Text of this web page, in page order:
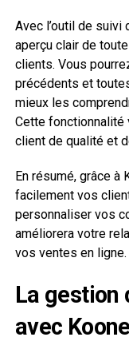
Avec l’outil de suivi
aperçu clair de
clients. Vous
précédents et
mieux les
Cette fonctionnalité
client de qualité et
En résumé, grâce à
facilement vos
personnaliser vos
améliorera votre
vos ventes en ligne.
La
avec